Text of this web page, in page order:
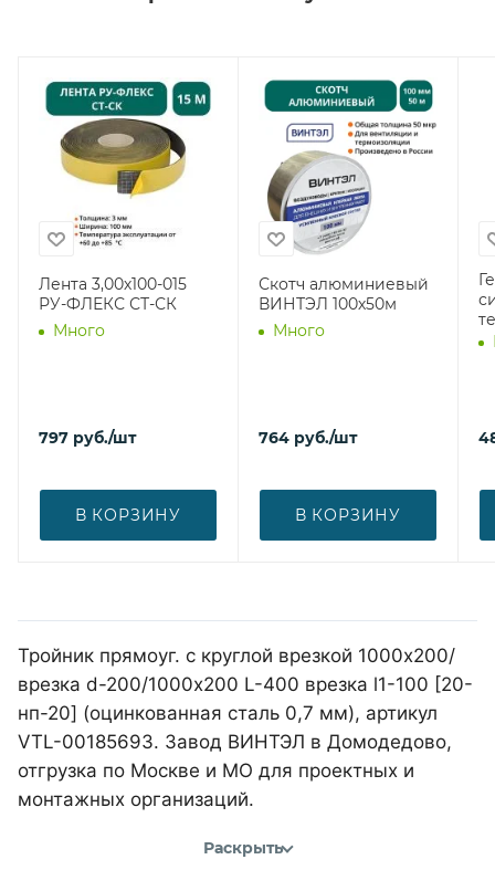
Лента 3,00х100-015
РУ-ФЛЕКС СТ-СК
Много
797 руб./шт
В КОРЗИНУ
Скотч алюминиевый
ВИНТЭЛ 100х50м
Много
764 руб./шт
В КОРЗИНУ
Тройник прямоуг. с круглой врезкой 1000х200/
врезка d-200/1000х200 L-400 врезка l1-100 [20-
нп-20] (оцинкованная сталь 0,7 мм), артикул
VTL-00185693. Завод ВИНТЭЛ в Домодедово,
отгрузка по Москве и МО для проектных и
монтажных организаций.
Раскрыть